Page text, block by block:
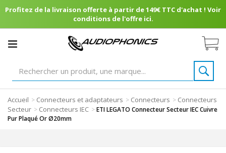
Profitez de la livraison offerte à partir de 149€ TTC d'achat ! Voir
conditions de l'offre ici.
Accueil > Connecteurs et adaptateurs > Connecteurs > Connecteurs
Secteur > Connecteurs IEC >ETI LEGATO Connecteur Secteur IEC Cuivre
Pur Plaqué Or Ø20mm